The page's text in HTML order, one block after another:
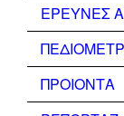
ΕΡΕΥΝΕΣ
ΠΡΟΙΟΝΤΑ